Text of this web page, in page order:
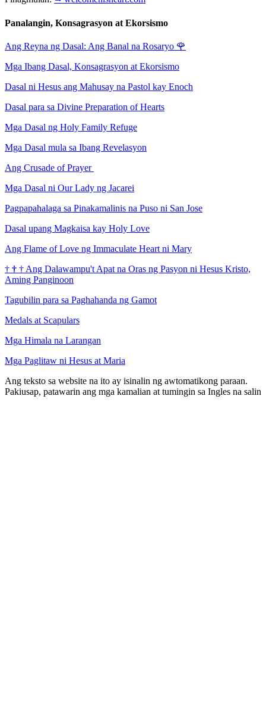
Panalangin, Konsagrasyon at Ekorsismo
Ang Reyna ng Dasal: Ang Banal na Rosaryo 🌹
Mga Ibang Dasal, Konsagrasyon at Ekorsismo
Dasal ni Hesus ang Mahusay na Pastol kay Enoch
Dasal para sa Divine Preparation of Hearts
Mga Dasal ng Holy Family Refuge
Mga Dasal mula sa Ibang Revelasyon
Ang Crusade of Prayer
Mga Dasal ni Our Lady ng Jacarei
Pagpapahalaga sa Pinakamalinis na Puso ni San Jose
Dasal upang Magkaisa kay Holy Love
Ang Flame of Love ng Immaculate Heart ni Mary
† † † Ang Dalawampu't Apat na Oras ng Pasyon ni Hesus Kristo,
Aming Panginoon
Tagubilin para sa Paghahanda ng Gamot
Medals at Scapulars
Mga Himala na Larangan
Mga Paglitaw ni Hesus at Maria
Ang teksto sa website na ito ay isinalin ng awtomatikong paraan.
Pakiusap, patawarin ang mga kamalian at tumingin sa Ingles na salin